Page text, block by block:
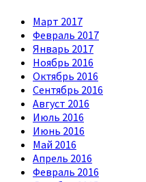
Март 2017
Февраль 2017
Январь 2017
Ноябрь 2016
Октябрь 2016
Сентябрь 2016
Август 2016
Июль 2016
Июнь 2016
Май 2016
Апрель 2016
Февраль 2016